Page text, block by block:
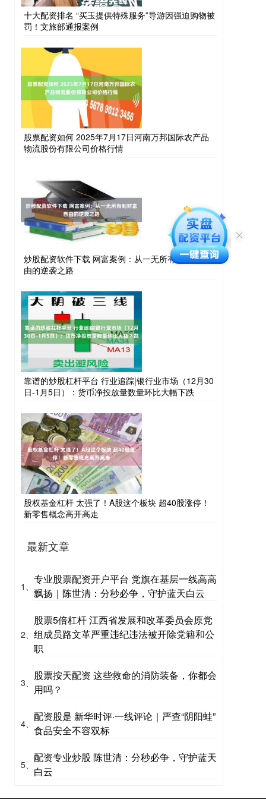
十大配资排名 “买玉提供特殊服务”导游因强迫购物被
罚！文旅部通报案例
股票配资如何 2025年7月17日河南万邦国际农产品
物流股份有限公司价格行情
炒股配资软件下载 网富案例：从一无所有到财富自
由的逆袭之路
靠谱的炒股杠杆平台 行业追踪|银行业市场（12月30
日-1月5日）：货币净投放量数量环比大幅下跌
股权基金杠杆 太强了！A股这个板块 超40股涨停！
新零售概念高开高走
最新文章
1、
专业股票配资开户平台 党旗在基层一线高高
飘扬｜陈世清：分秒必争，守护蓝天白云
2、
股票5倍杠杆 江西省发展和改革委员会原党
组成员路文革严重违纪违法被开除党籍和公
职
3、
股票按天配资 这些救命的消防装备，你都会
用吗？
4、
配资股是 新华时评·一线评论｜严查“阴阳蛙”
食品安全不容双标
5、
配资专业炒股 陈世清：分秒必争，守护蓝天
白云